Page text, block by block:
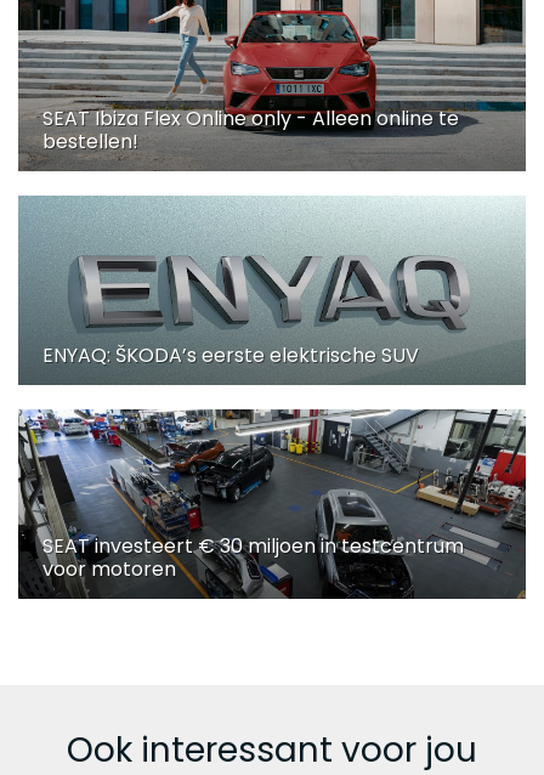
SEAT Ibiza Flex Online only - Alleen online te
bestellen!
ENYAQ: ŠKODA’s eerste elektrische SUV
SEAT investeert € 30 miljoen in testcentrum
voor motoren
Ook interessant voor jou